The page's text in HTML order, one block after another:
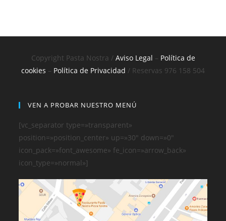
Copyright Pasta Nostra / Aviso Legal – Política de
cookies – Política de Privacidad / Reservas 976 158 504
VEN A PROBAR NUESTRO MENÚ
[vc_separator type=»transparent»
position=»position_center» up=»30″ down=»0″
icon_pack=»font_awesome» fe_icon=»arrow_back»
icon_type=»normal»]